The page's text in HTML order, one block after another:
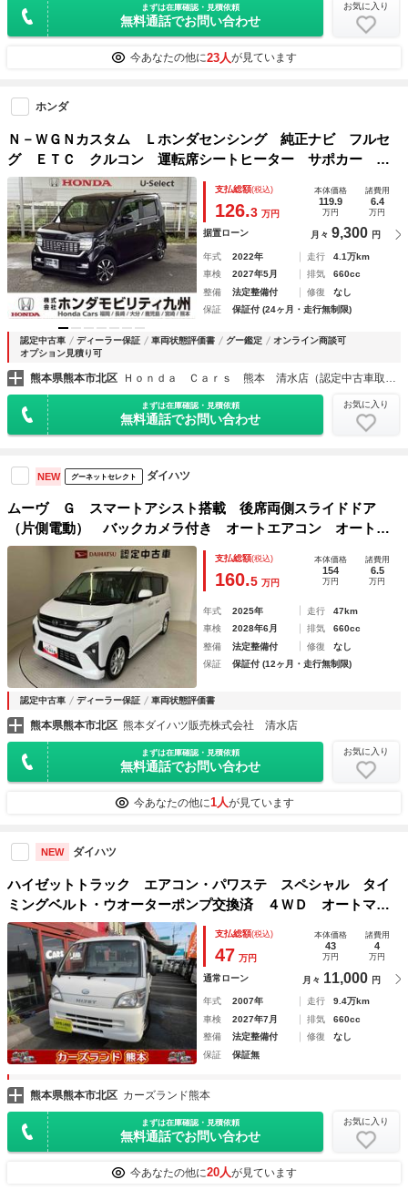
まずは在庫確認・見積依頼
無料通話でお問い合わせ
お気に入り
今あなたの他に23人が見ています
ホンダ
Ｎ－ＷＧＮカスタム Ｌホンダセンシング 純正ナビ フルセ
グ ＥＴＣ クルコン 運転席シートヒーター サポカー 電
動格納ミラー Ｂｌｕｅｔｏｏｔｈオーディオ レーンアシス
ト ＤＶＤ再生可 パワーステアリング ＵＳＢポート サイ
ドエアバック
支払総額(税込)
126.3 万円
本体価格
119.9
万円
諸費用
6.4
万円
据置ローン 月々 9,300 円
年式 2022年 走行
4.1万km
車検
2027年5月 排気
660cc
整備
法定整備付 修復
なし
保証
保証付 (24ヶ月・走行無制限)
認定中古車 ディーラー保証 車両状態評価書 グー鑑定
オンライン商談可
オプション見積り可
熊本県熊本市北区 Ｈｏｎｄａ Ｃａｒｓ 熊本 清水店（認定中古車取扱店）
まずは在庫確認・見積依頼
無料通話でお問い合わせ
お気に入り
NEW グーネットセレクト ダイハツ
ムーヴ Ｇ スマートアシスト搭載 後席両側スライドドア
（片側電動） バックカメラ付き オートエアコン オートラ
イト キーフリー アイドリングストップ ＡＢＳ 電動ドア
支払総額(税込)
160.5 万円
本体価格
154
万円
諸費用
6.5
万円
年式 2025年 走行
47km
車検
2028年6月 排気
660cc
整備
法定整備付 修復
なし
保証
保証付 (12ヶ月・走行無制限)
認定中古車 ディーラー保証 車両状態評価書
熊本県熊本市北区 熊本ダイハツ販売株式会社 清水店
まずは在庫確認・見積依頼
無料通話でお問い合わせ
お気に入り
今あなたの他に1人が見ています
NEW ダイハツ
ハイゼットトラック エアコン・パワステ スペシャル タイ
ミングベルト・ウオーターポンプ交換済 ４ＷＤ オートマチ
ック車 エアコン パワステ 荷台３方開
支払総額(税込)
47 万円
本体価格
43
万円
諸費用
4
万円
通常ローン 月々 11,000 円
年式 2007年 走行
9.4万km
車検
2027年7月 排気
660cc
整備
法定整備付 修復
なし
保証
保証無
熊本県熊本市北区 カーズランド熊本
まずは在庫確認・見積依頼
無料通話でお問い合わせ
お気に入り
今あなたの他に20人が見ています